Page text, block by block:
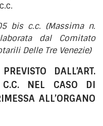
bis c.c. (Massima n.
dal Comitato
Delle Tre Venezie)
DALL’ART.
NEL CASO DI
ALL’ORGANO